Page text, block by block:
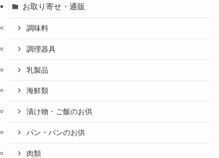
お取り寄せ・通販
調味料
調理器具
乳製品
海鮮類
漬け物・ご飯のお供
パン・パンのお供
肉類